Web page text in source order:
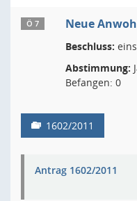
Ö 7 Neue
Beschluss:
Abstimmung:
Befangen: 0
1602/2011
Antrag 1602/2011